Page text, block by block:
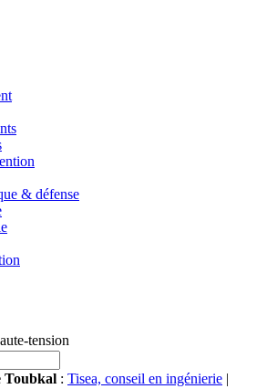
& défense
Toubkal : Tisea, conseil en ingénierie |